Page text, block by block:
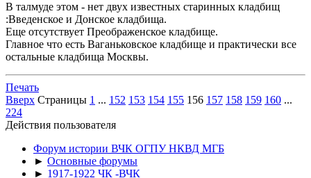
В талмуде этом - нет двух известных старинных кладбищ
:Введенское и Донское кладбища.
Еще отсутствует Преображенское кладбище.
Главное что есть Ваганьковское кладбище и практически все
остальные кладбища Москвы.
Печать
Вверх Страницы 1 ... 152 153 154 155 156 157 158 159 160 ...
224
Действия пользователя
Форум истории ВЧК ОГПУ НКВД МГБ
► Основные форумы
► 1917-1922 ЧК -ВЧК